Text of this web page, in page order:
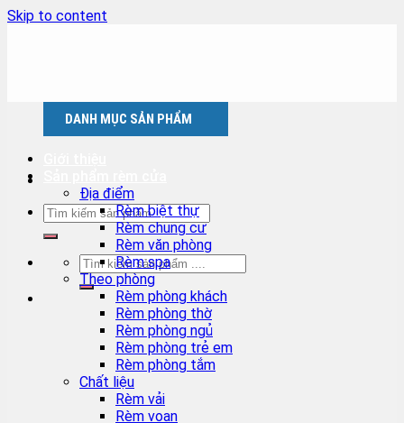
Skip to content
DANH MỤC SẢN PHẨM
Địa điểm
Rèm biệt thự
Rèm chung cư
Rèm văn phòng
Rèm spa
Theo phòng
Rèm phòng khách
Rèm phòng thờ
Rèm phòng ngủ
Rèm phòng trẻ em
Rèm phòng tắm
Chất liệu
Rèm vải
Rèm voan